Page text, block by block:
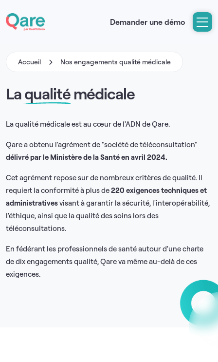
Demander une démo
Accueil Nos engagements qualité médicale
Laqualité médicale
La qualité médicale est au cœur de l'ADN de Qare.
Qare a obtenu l'agrément de "société de téléconsultation"
délivré par le Ministère de la Santé en avril 2024.
Cet agrément repose sur de nombreux critères de qualité. Il
requiert la conformité à plus de220 exigences techniques et
administrativesvisant à garantir la sécurité, l'interopérabilité,
l'éthique, ainsi que la qualité des soins lors des
téléconsultations.
En fédérant les professionnels de santé autour d'une charte
de dix engagements qualité, Qare va même au-delà de ces
exigences.